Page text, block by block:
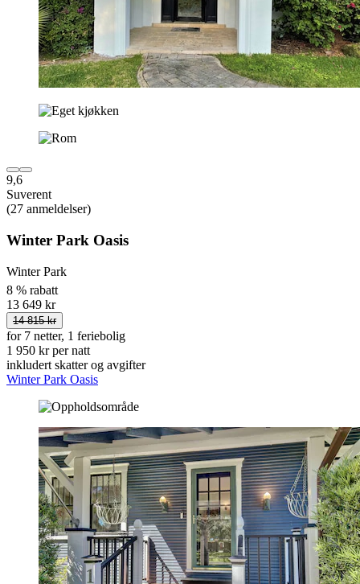
9,6
Suverent
(27 anmeldelser)
Winter Park Oasis
Winter Park
8 % rabatt
13 649 kr
14 815 kr
for 7 netter, 1 feriebolig
1 950 kr per natt
inkludert skatter og avgifter
Winter Park Oasis